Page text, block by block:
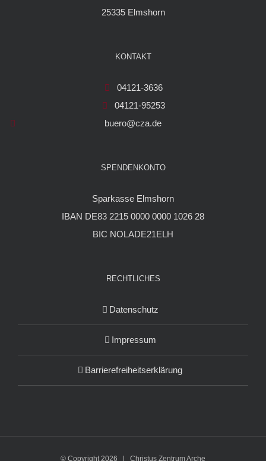
25335 Elmshorn
KONTAKT
04121-3636
04121-95253
buero@cza.de
SPENDENKONTO
Sparkasse Elmshorn
IBAN DE83 2215 0000 0000 1026 28
BIC NOLADE21ELH
RECHTLICHES
Datenschutz
Impressum
Barrierefreiheitserklärung
© Copyright2026 | Christus Zentrum Arche